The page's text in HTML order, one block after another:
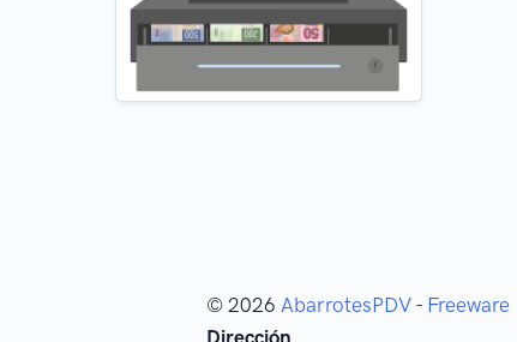
© 2026 AbarrotesPDV - Freeware
Dirección